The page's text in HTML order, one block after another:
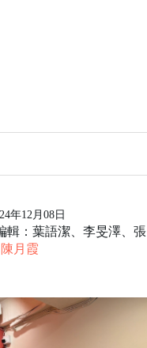
年12月08日
輯：葉語潔、李旻澤、張
陳月霞